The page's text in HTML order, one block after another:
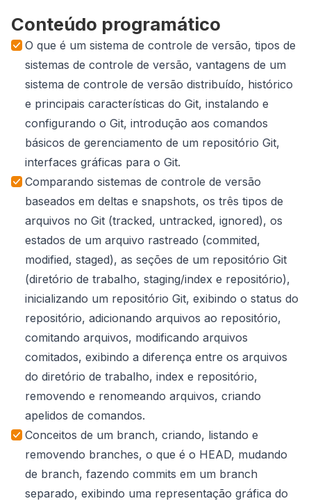
Conteúdo programático
O que é um sistema de controle de versão, tipos de
sistemas de controle de versão, vantagens de um
sistema de controle de versão distribuído, histórico
e principais características do Git, instalando e
configurando o Git, introdução aos comandos
básicos de gerenciamento de um repositório Git,
interfaces gráficas para o Git.
Comparando sistemas de controle de versão
baseados em deltas e snapshots, os três tipos de
arquivos no Git (tracked, untracked, ignored), os
estados de um arquivo rastreado (commited,
modified, staged), as seções de um repositório Git
(diretório de trabalho, staging/index e repositório),
inicializando um repositório Git, exibindo o status do
repositório, adicionando arquivos ao repositório,
comitando arquivos, modificando arquivos
comitados, exibindo a diferença entre os arquivos
do diretório de trabalho, index e repositório,
removendo e renomeando arquivos, criando
apelidos de comandos.
Conceitos de um branch, criando, listando e
removendo branches, o que é o HEAD, mudando
de branch, fazendo commits em um branch
separado, exibindo uma representação gráfica do